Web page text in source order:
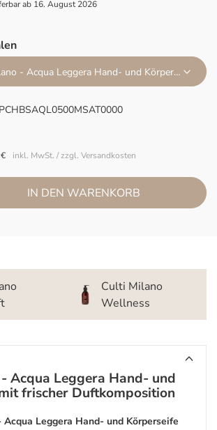
ab 16. August 2026
Culti Milano - Acqua Leggera Hand- und Körperseife 500 ml
inkl. MwSt. / zzgl. Versandkosten
IN DEN WARENKORB
Culti Milano
Wellness
Acqua Leggera Hand- und
frischer Duftkomposition
Acqua Leggera Hand- und Körperseife